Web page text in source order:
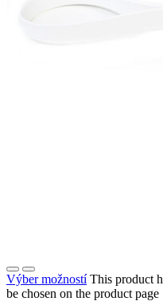
Výber možností This product
be chosen on the product page